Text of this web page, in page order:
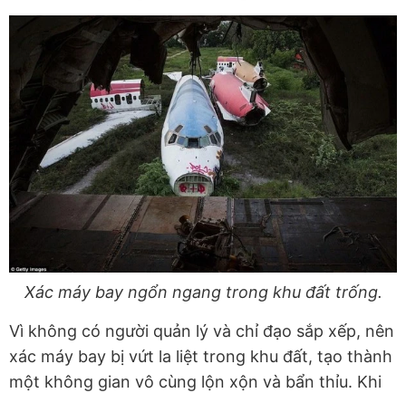
Xác máy bay ngổn ngang trong khu đất trống.
Vì không có người quản lý và chỉ đạo sắp xếp, nên
xác máy bay bị vứt la liệt trong khu đất, tạo thành
một không gian vô cùng lộn xộn và bẩn thỉu. Khi